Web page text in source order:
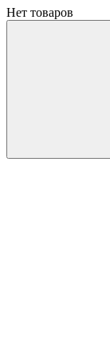
Нет товаров